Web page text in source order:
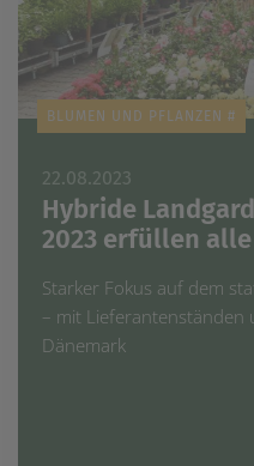
BLUMEN UND PFLANZEN #
22.08.2023
Hybride
2023 erfüllen
Starker Fokus auf dem
– mit Lieferantenständen
Dänemark